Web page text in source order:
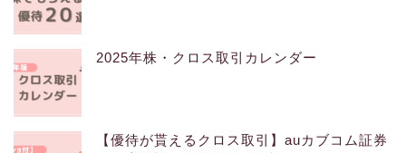
2025年株・クロス取引カレンダー
【優待が貰えるクロス取引】auカブコム証券